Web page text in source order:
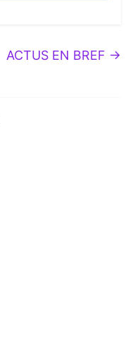
ACTUS EN BREF →